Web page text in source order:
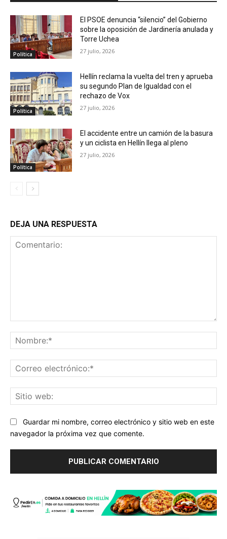
Política
El PSOE denuncia “silencio” del Gobierno
sobre la oposición de Jardinería anulada y
Torre Uchea
27 julio, 2026
Política
Hellín reclama la vuelta del tren y aprueba
su segundo Plan de Igualdad con el
rechazo de Vox
27 julio, 2026
Política
El accidente entre un camión de la basura
y un ciclista en Hellín llega al pleno
27 julio, 2026
DEJA UNA RESPUESTA
Guardar mi nombre, correo electrónico y sitio web en este
navegador la próxima vez que comente.